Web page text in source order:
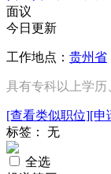
面议
今日更新
工作地点： 贵州省
具有专科以上学历
[查看类似职位][申
标签： 无
全选